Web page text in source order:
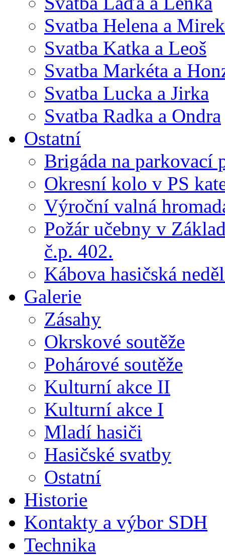
Svatba Helena a Mirek
Svatba Katka a Leoš
Svatba Markéta a
Svatba Lucka a Jirka
Svatba Radka a Ondra
Ostatní
Brigáda na parkovací
Okresní kolo v PS
Výroční valná
Požár učebny v
č.p. 402.
Kábova hasičská
Galerie
Zásahy
Okrskové soutěže
Pohárové soutěže
Kulturní akce II
Kulturní akce I
Mladí hasiči
Hasičské svatby
Ostatní
Historie
Kontakty a výbor SDH
Technika